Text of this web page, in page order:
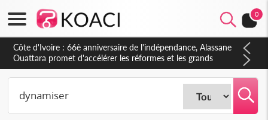
0
Côte d'Ivoire : À Abidjan, Amadou Oury Bah admire le modèle
ivoirien et veut s'en inspirer pour accélérer le développement
de la Guinée